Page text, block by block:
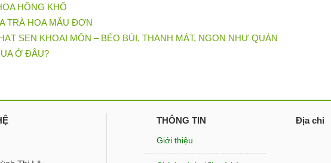
HỒNG KHÔ
TRÀ HOA MẪU ĐƠN
SEN KHOAI MÔN – BÉO BÙI, THANH MÁT, NGON NHƯ QUÁN
Ở ĐÂU?
THÔNG TIN
Giới thiệu
Địa chỉ